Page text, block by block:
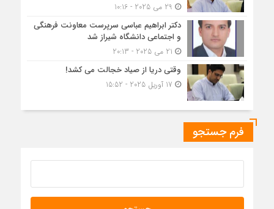
دکتر ابراهیم عباسی سرپرست معاونت فرهنگی
و اجتماعی دانشگاه شیراز شد
وقتی دریا از صیاد خجالت می کشد!
فرم جستجو